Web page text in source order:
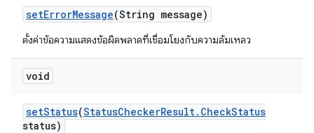
setErrorMessage(String message)
ตั้งค่าข้อความแสดงข้อผิดพลาดที่เชื่อมโยงกับความล้มเหลว
void
setStatus(StatusCheckerResult. CheckStatus
status)